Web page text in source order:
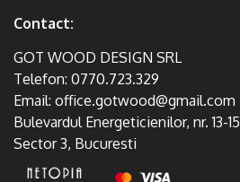
Contact:
GOT WOOD DESIGN SRL
Telefon: 0770.723.329
Email: office.gotwood@gmail.com
Bulevardul Energeticienilor, nr. 13-15
Sector 3, Bucuresti